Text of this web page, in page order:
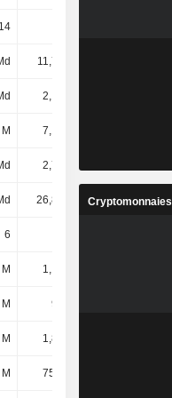
11,76 Md
2,15 Md
7,14 Md
2,72 Md
26,87 Md 26,25 Md
6
1,13 Md
932 M
1,82 Md
75,65 M
Cryptomonnaies